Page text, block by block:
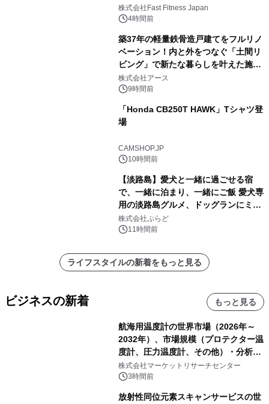
株式会社Fast Fitness Japan
4時間前
築37年の軽量鉄骨造戸建てをフルリノ
ベーション！内と外をつなぐ「土間リ
ビング」で新たな暮らしを叶えた施工
事例を株式会社アースが公開
株式会社アース
9時間前
「Honda CB250T HAWK」Tシャツ登
場
CAMSHOP.JP
10時間前
【淡路島】愛犬と一緒に過ごせる宿
で、一緒に泊まり、一緒にご飯 愛犬専
用の淡路島グルメ、ドッグランにミニ
プール グランピングとトレーラーハウ
スの2施設で
株式会社ぷらど
11時間前
ライフスタイルの新着をもっと見る
ビジネスの新着 もっと見る
航海用温度計の世界市場（2026年～
2032年）、市場規模（プロテクター温
度計、圧力温度計、その他）・分析レ
ポートを発表
株式会社マーケットリサーチセンター
3時間前
放射性同位元素スキャンサービスの世